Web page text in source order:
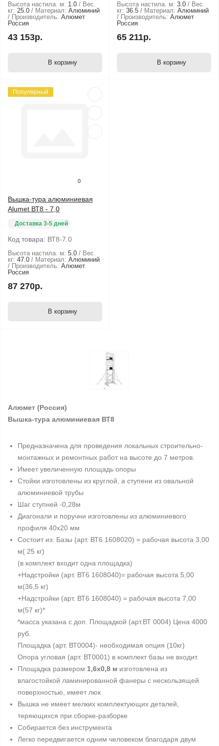
Высота настила. м: 1.0
Вес.
кг: 25.0 Материал: Алюминий
Производитель: Алюмет
Россия
43 153р.
В корзину
Высота настила. м: 3.0
Вес.
кг: 36.5 Материал: Алюминий
Производитель: Алюмет
Россия
65 211р.
В корзину
Популярный
0
Вышка-тура алюминиевая
Alumet ВТ8 - 7,0
Доставка 3-5 дней
Код товара: ВТ8-7.0
Высота настила. м: 5.0
Вес.
кг: 47.0 Материал: Алюминий
Производитель: Алюмет
Россия
87 270р.
В корзину
Алюмет (Россия)
Вышка-тура алюминиевая ВТ8
Предназначена для проведения локальных строительно-
монтажных и ремонтных работ на высоте до 7 метров.
Имеет увеличенную площадь опоры
Стойки изготовлены из круглой, а ступени из овальной
алюминиевой трубы
Шаг ступней -0,28м
Диагонали и поручни изготовлены из алюминиевого
профиля 40х20 мм
Состоит из: Базы (арт. ВТ6 1608020) = рабочая высота 3,00
м( 25 кг)
(в комплект входит одна площадка)
+Надстройки (арт. ВТ6 1608040)= рабочая высота 5,00
м(36,5 кг)
+Надстройки (арт. ВТ6 1608040) = рабочая высота 7,00
м(57 кг)*
*масса указана с доп. Площадкой (арт.ВТ 0004) Цена 4000
руб.
Площадка (арт. ВТ0004)- необходимая опция (10кг)
Опора угловая (арт. ВТ0001) в комплект базы не входит.
Площадка размером 1,6х0,8 м изготовлена из
влагостойкой ламинированной фанеры с нескользящей
поверхностью, имеет люк
Вышка не имеет мелких комплектующих деталей,
теряющихся при сборке-разборке
Собирается без инструмента
Легко передвигается одним человеком благодаря двум